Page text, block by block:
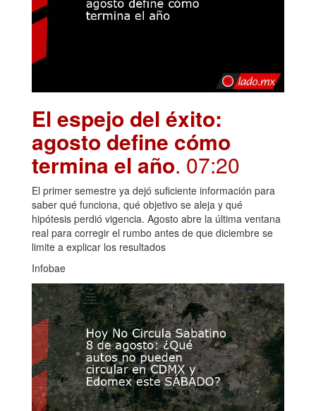
El espejo del éxito:
agosto define cómo
termina el año. 07:20
El primer semestre ya dejó suficiente información para
saber qué funciona, qué objetivo se aleja y qué
hipótesis perdió vigencia. Agosto abre la última ventana
real para corregir el rumbo antes de que diciembre se
limite a explicar los resultados
Infobae